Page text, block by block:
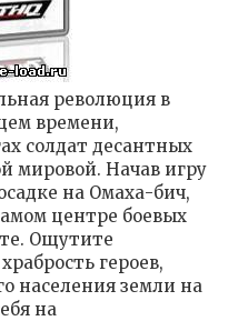
революция в
времени,
солдат десантных
мировой. Начав игру
на Омаха-бич,
центре боевых
Ощутите
героев,
населения земли на
на